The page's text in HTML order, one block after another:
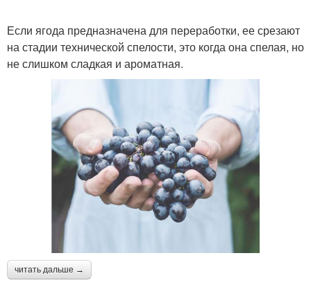
Если ягода предназначена для переработки, ее срезают
на стадии технической спелости, это когда она спелая, но
не слишком сладкая и ароматная.
читать дальше →